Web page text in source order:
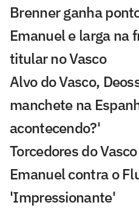
Brenner ganha
Emanuel e larga na
titular no Vasco
Alvo do Vasco,
manchete na
acontecendo?'
Torcedores do
Emanuel contra o
'Impressionante'